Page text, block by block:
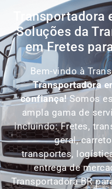
Soluções da
em Fretes
Bem-vindo à
Transportadora
confiança! Somos
ampla gama de
incluindo: Fretes,
geral,
transportes,
entrega de
Transportadora BR